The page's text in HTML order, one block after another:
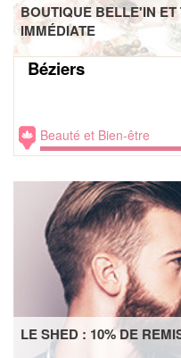
BOUTIQUE BELLE'IN
IMMÉDIATE
Béziers
Beauté et Bien-être
LE SHED : 10% DE